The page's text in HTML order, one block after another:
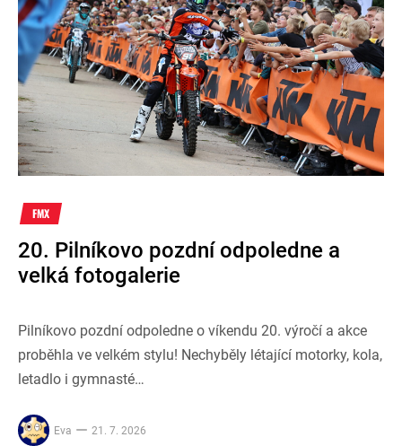
FMX
20. Pilníkovo pozdní odpoledne a
velká fotogalerie
Pilníkovo pozdní odpoledne o víkendu 20. výročí a akce
proběhla ve velkém stylu! Nechyběly létající motorky, kola,
letadlo i gymnasté…
Eva 21. 7. 2026